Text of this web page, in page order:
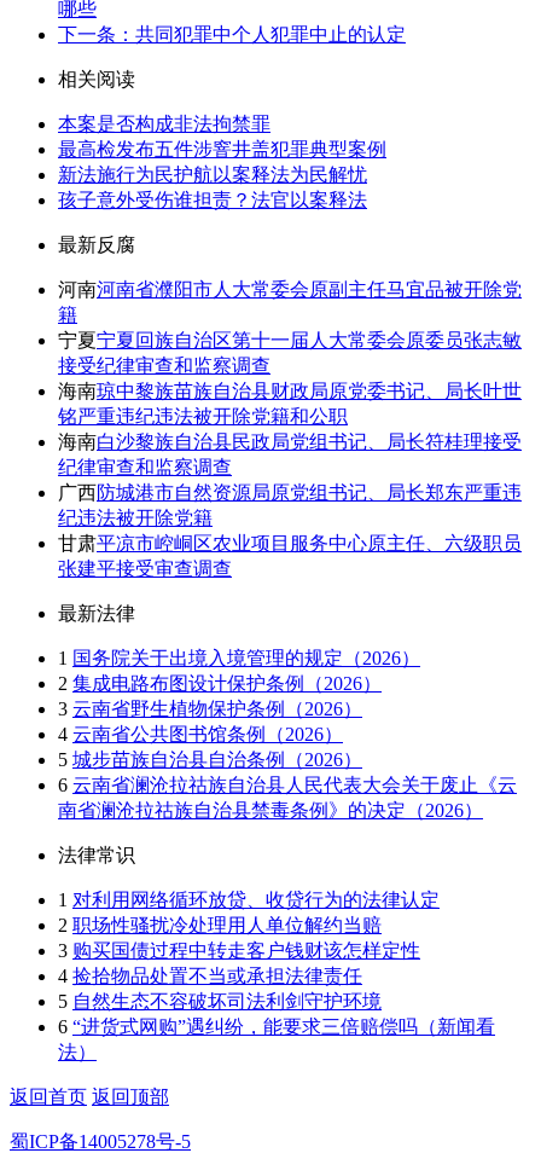
哪些
下一条：共同犯罪中个人犯罪中止的认定
相关阅读
本案是否构成非法拘禁罪
最高检发布五件涉窨井盖犯罪典型案例
新法施行为民护航以案释法为民解忧
孩子意外受伤谁担责？法官以案释法
最新反腐
河南河南省濮阳市人大常委会原副主任马宜品被开除党
籍
宁夏宁夏回族自治区第十一届人大常委会原委员张志敏
接受纪律审查和监察调查
海南琼中黎族苗族自治县财政局原党委书记、局长叶世
铭严重违纪违法被开除党籍和公职
海南白沙黎族自治县民政局党组书记、局长符桂理接受
纪律审查和监察调查
广西防城港市自然资源局原党组书记、局长郑东严重违
纪违法被开除党籍
甘肃平凉市崆峒区农业项目服务中心原主任、六级职员
张建平接受审查调查
最新法律
1 国务院关于出境入境管理的规定（2026）
2 集成电路布图设计保护条例（2026）
3 云南省野生植物保护条例（2026）
4 云南省公共图书馆条例（2026）
5 城步苗族自治县自治条例（2026）
6 云南省澜沧拉祜族自治县人民代表大会关于废止《云
南省澜沧拉祜族自治县禁毒条例》的决定（2026）
法律常识
1 对利用网络循环放贷、收贷行为的法律认定
2 职场性骚扰冷处理用人单位解约当赔
3 购买国债过程中转走客户钱财该怎样定性
4 捡拾物品处置不当或承担法律责任
5 自然生态不容破坏司法利剑守护环境
6 “进货式网购”遇纠纷，能要求三倍赔偿吗（新闻看
法）
返回首页 返回顶部
蜀ICP备14005278号-5